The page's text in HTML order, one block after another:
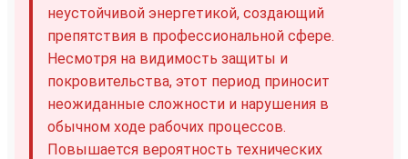
неустойчивой энергетикой, создающий
препятствия в профессиональной сфере.
Несмотря на видимость защиты и
покровительства, этот период приносит
неожиданные сложности и нарушения в
обычном ходе рабочих процессов.
Повышается вероятность технических